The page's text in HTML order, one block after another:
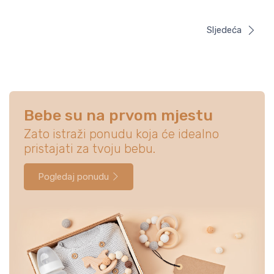
Sljedeća
Bebe su na prvom mjestu
Zato istraži ponudu koja će idealno
pristajati za tvoju bebu.
Pogledaj ponudu